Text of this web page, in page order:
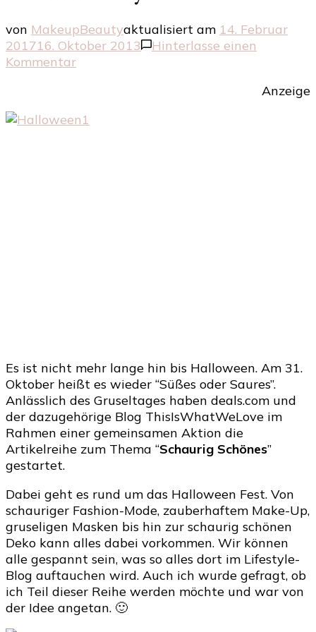
von MakeupBeautyaktualisiert am 14. Februar
201716. Oktober 2013
Hinterlasse einen
Kommentarzu
Als
Anzeige
Es ist nicht mehr lange hin bis Halloween. Am 31.
Oktober heißt es wieder “Süßes oder Saures”.
Anlässlich des Gruseltages haben deals.com und
der dazugehörige Blog ThisIsWhatWeLove im
Rahmen einer gemeinsamen Aktion die
Artikelreihe zum Thema “Schaurig Schönes”
gestartet.
Dabei geht es rund um das Halloween Fest. Von
schauriger Fashion-Mode, zauberhaftem Make-Up,
gruseligen Masken bis hin zur schaurig schönen
Deko kann alles dabei vorkommen. Wir können
alle gespannt sein, was so alles dort im Lifestyle-
Blog auftauchen wird. Auch ich wurde gefragt, ob
ich Teil dieser Reihe werden möchte und war von
der Idee angetan. 🙂